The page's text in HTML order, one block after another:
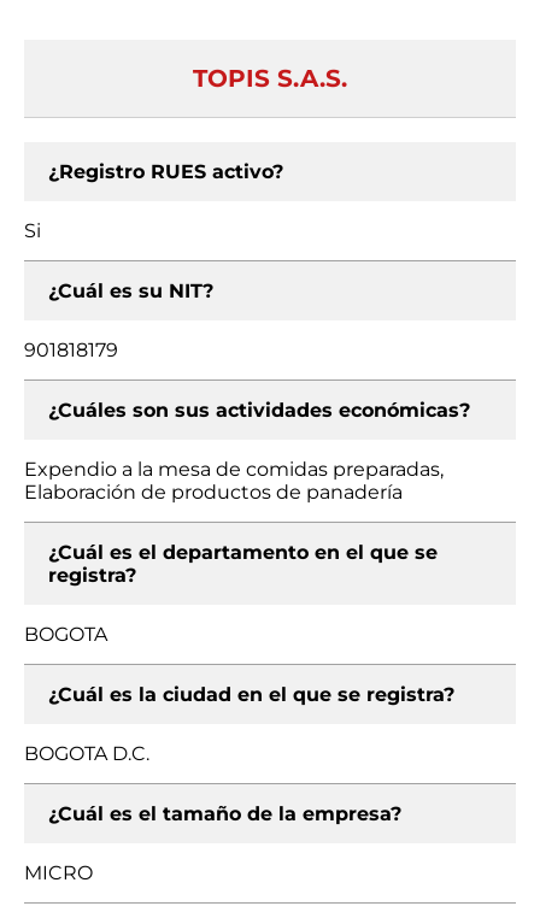
TOPIS S.A.S.
¿Registro RUES activo?
Si
¿Cuál es su NIT?
901818179
¿Cuáles son sus actividades económicas?
Expendio a la mesa de comidas preparadas,
Elaboración de productos de panadería
¿Cuál es el departamento en el que se
registra?
BOGOTA
¿Cuál es la ciudad en el que se registra?
BOGOTA D.C.
¿Cuál es el tamaño de la empresa?
MICRO